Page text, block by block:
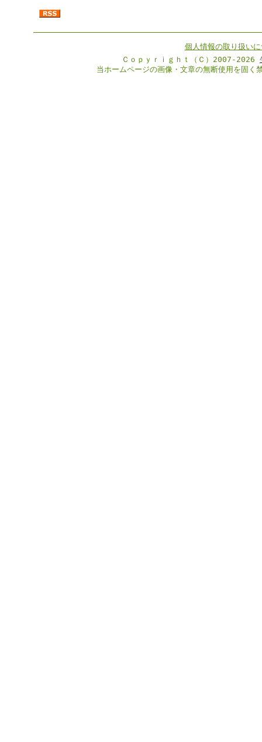
個人情報の取り扱い
Ｃｏｐｙｒｉｇｈｔ（Ｃ）2007-2026
当ホームページの画像・文章の無断使用を固